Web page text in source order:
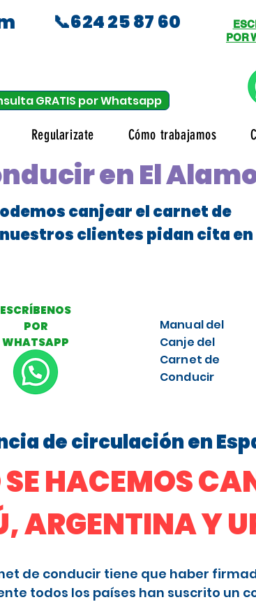
📞624 25 87 60
GRATIS por Whatsapp
POR
Regularizate Cómo trabajamos
en El
canjear el carnet de
clientes pidan cita en
ESCRÍBENOS
POR
WHATSAPP
Manual del
Canje del
Carnet de
Conducir
de circulación en
HACEMOS
ARGENTINA Y
de conducir tiene que haber
todos los países han suscrito un